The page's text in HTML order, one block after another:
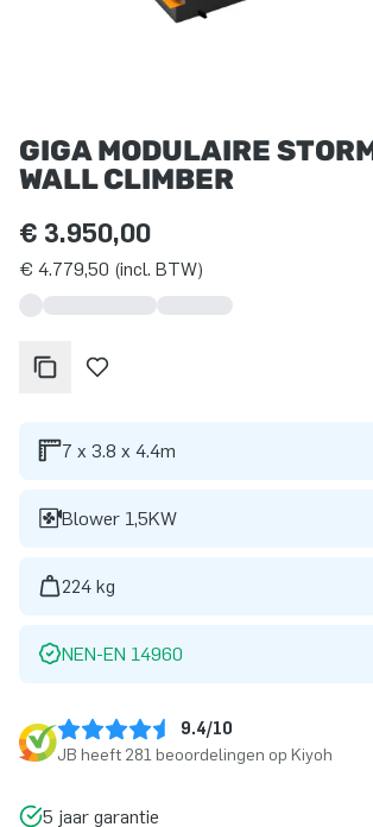
GIGA MODULAIRE
WALL CLIMBER
€ 3.950,00
€ 4.779,50 (incl. BTW)
7 x 3.8 x 4.4m
Blower 1,5KW
224 kg
NEN-EN 14960
9.4/10
JB heeft 281 beoordelingen op Kiyoh
5 jaar garantie